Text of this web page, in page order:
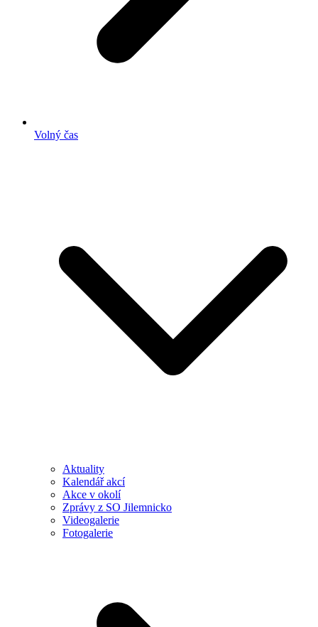
Volný čas
Aktuality
Kalendář akcí
Akce v okolí
Zprávy z SO Jilemnicko
Videogalerie
Fotogalerie